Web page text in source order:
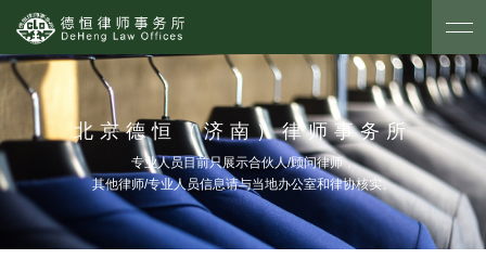
北京德恒（济南）律师事务所
专业人员目前只展示合伙人/顾问律师，
其他律师/专业人员信息请与当地办公室和律协核实。